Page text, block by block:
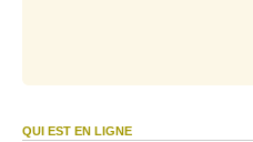
QUI EST EN LIGNE